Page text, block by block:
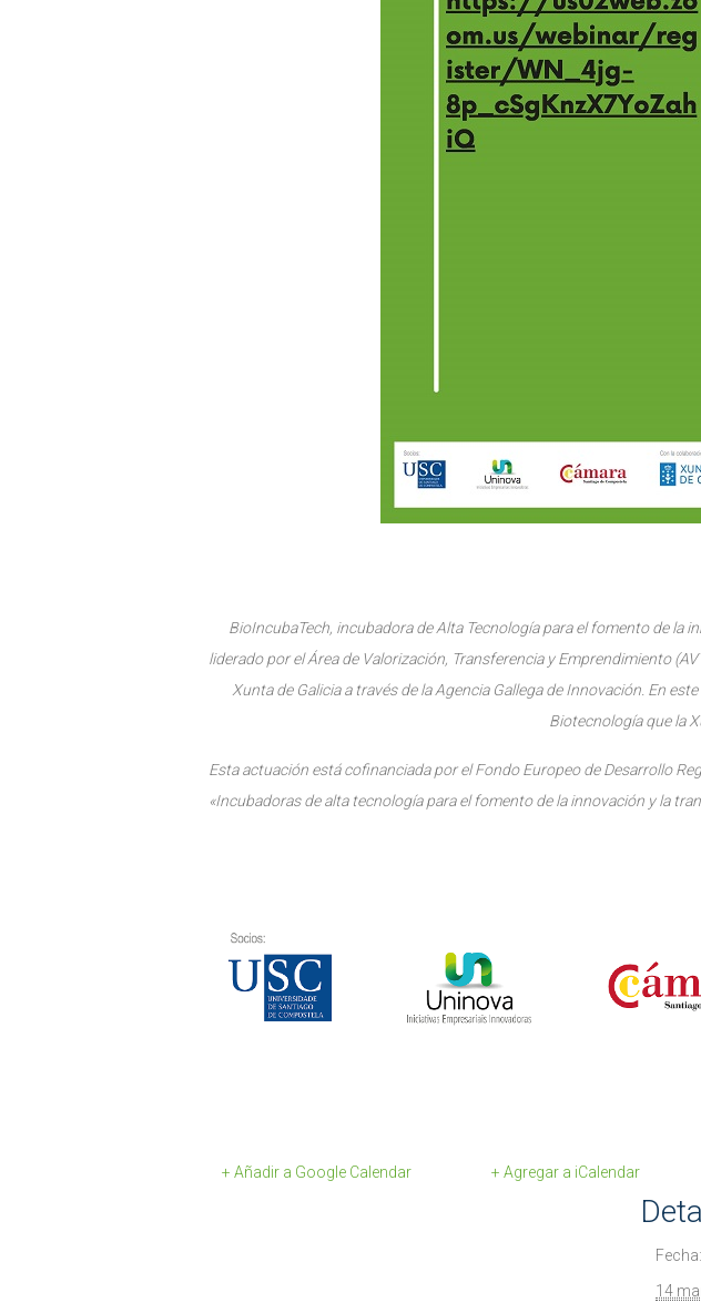
BioIncubaTech, incubadora de Alta Tecnología para el fomento de la
liderado por el Área de Valorización, Transferencia y Emprendimiento
Xunta de Galicia a través de la Agencia Gallega de Innovación. En
Biotecnología que la
Esta actuación está cofinanciada por el Fondo Europeo de Desarrollo
«Incubadoras de alta tecnología para el fomento de la innovación y la
+ Añadir a Google Calendar + Agregar a iCalendar
Fecha:
14